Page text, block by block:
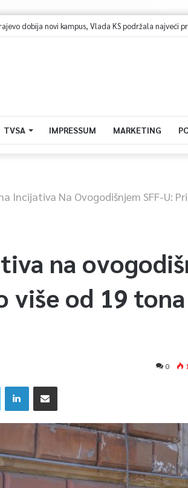
TVSA IMPRESSUM MARKETING
Incijativa Na Ovogodišnjem SFF-U:
na
više od 19
0